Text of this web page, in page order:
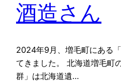
酒造さん
2024年9月、増毛町にある
てきました。 北海道増毛町
群」は北海道遺…